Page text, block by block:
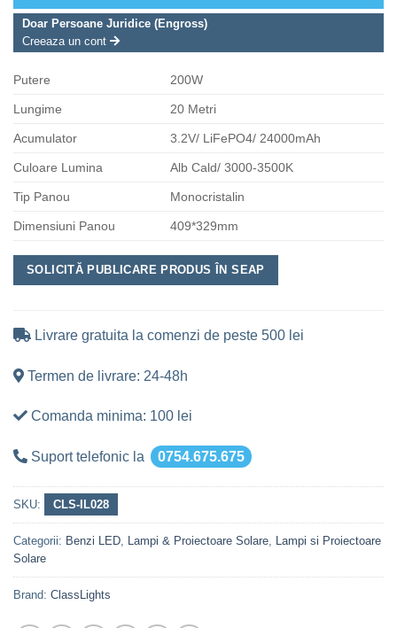
Doar Persoane Juridice (Engross)
Creeaza un cont
Putere 200W
Lungime 20 Metri
Acumulator 3.2V/ LiFePO4/ 24000mAh
Culoare Lumina Alb Cald/ 3000-3500K
Tip Panou Monocristalin
Dimensiuni Panou 409*329mm
SOLICITĂ PUBLICARE PRODUS ÎN SEAP
Livrare gratuita la comenzi de peste 500 lei
Termen de livrare: 24-48h
Comanda minima: 100 lei
Suport telefonic la 0754.675.675
SKU: CLS-IL028
Categorii: Benzi LED Lampi & Proiectoare Solare
Lampi si Proiectoare
Solare
Brand: ClassLights